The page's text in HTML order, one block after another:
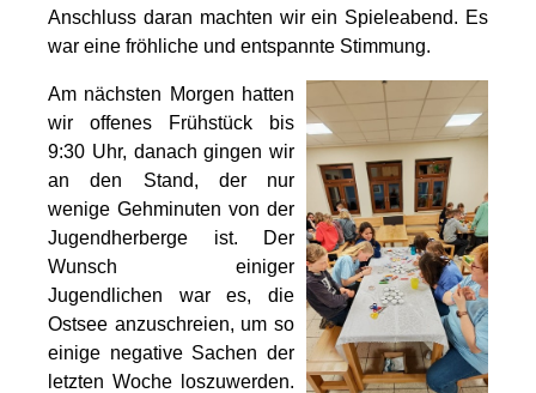
Anschluss daran machten wir ein Spieleabend. Es
war eine fröhliche und entspannte Stimmung.
Am nächsten Morgen hatten
wir offenes Frühstück bis
9:30 Uhr, danach gingen wir
an den Stand, der nur
wenige Gehminuten von der
Jugendherberge ist. Der
Wunsch einiger
Jugendlichen war es, die
Ostsee anzuschreien, um so
einige negative Sachen der
letzten Woche loszuwerden.